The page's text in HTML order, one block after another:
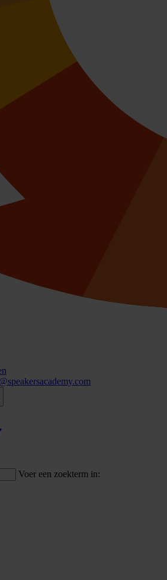
Voer een zoekterm in: